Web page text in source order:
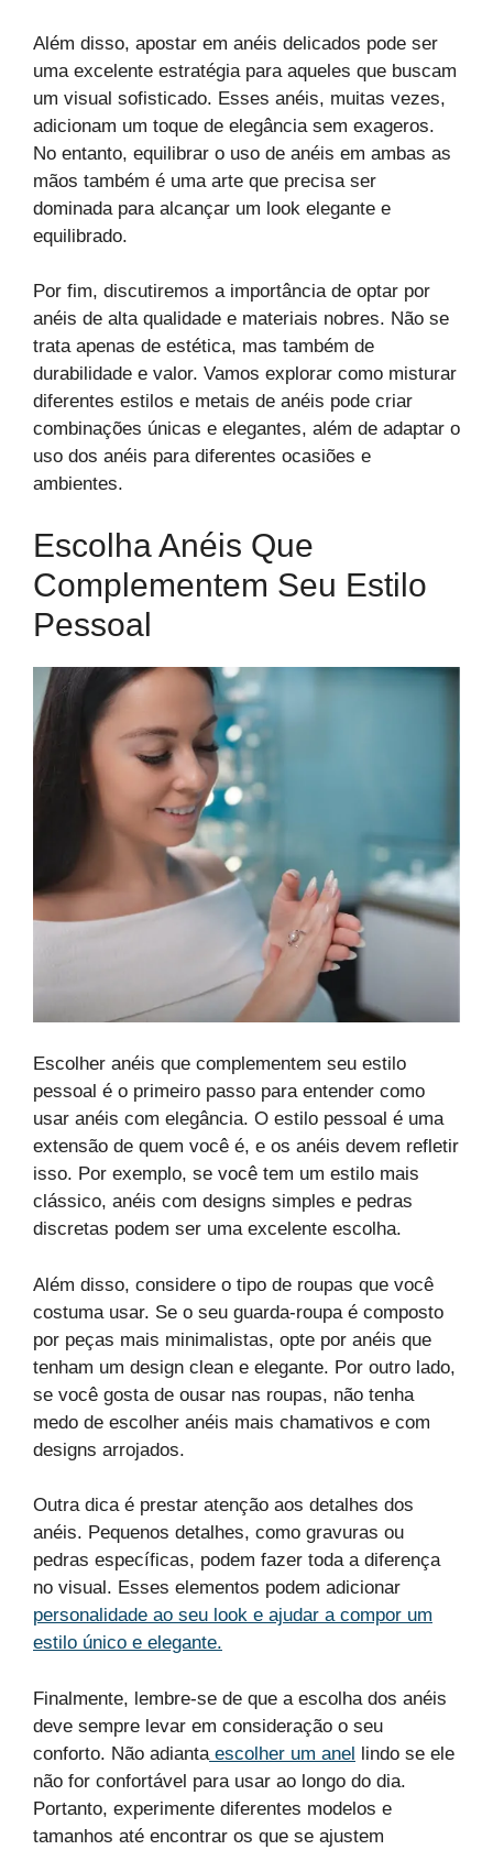
Além disso, apostar em anéis delicados pode ser
uma excelente estratégia para aqueles que buscam
um visual sofisticado. Esses anéis, muitas vezes,
adicionam um toque de elegância sem exageros.
No entanto, equilibrar o uso de anéis em ambas as
mãos também é uma arte que precisa ser
dominada para alcançar um look elegante e
equilibrado.
Por fim, discutiremos a importância de optar por
anéis de alta qualidade e materiais nobres. Não se
trata apenas de estética, mas também de
durabilidade e valor. Vamos explorar como misturar
diferentes estilos e metais de anéis pode criar
combinações únicas e elegantes, além de adaptar o
uso dos anéis para diferentes ocasiões e
ambientes.
Escolha Anéis Que
Complementem Seu Estilo
Pessoal
Escolher anéis que complementem seu estilo
pessoal é o primeiro passo para entender como
usar anéis com elegância. O estilo pessoal é uma
extensão de quem você é, e os anéis devem refletir
isso. Por exemplo, se você tem um estilo mais
clássico, anéis com designs simples e pedras
discretas podem ser uma excelente escolha.
Além disso, considere o tipo de roupas que você
costuma usar. Se o seu guarda-roupa é composto
por peças mais minimalistas, opte por anéis que
tenham um design clean e elegante. Por outro lado,
se você gosta de ousar nas roupas, não tenha
medo de escolher anéis mais chamativos e com
designs arrojados.
Outra dica é prestar atenção aos detalhes dos
anéis. Pequenos detalhes, como gravuras ou
pedras específicas, podem fazer toda a diferença
no visual. Esses elementos podem adicionar
personalidade ao seu look e ajudar a compor um
estilo único e elegante.
Finalmente, lembre-se de que a escolha dos anéis
deve sempre levar em consideração o seu
conforto. Não adiantaescolher um anel lindo se ele
não for confortável para usar ao longo do dia.
Portanto, experimente diferentes modelos e
tamanhos até encontrar os que se ajustem